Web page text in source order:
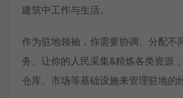
建筑中工作与生活。
作为驻地领袖，你需要协调、分配不
务。让你的人民采集&精炼各类资源，
仓库、市场等基础设施来管理驻地的